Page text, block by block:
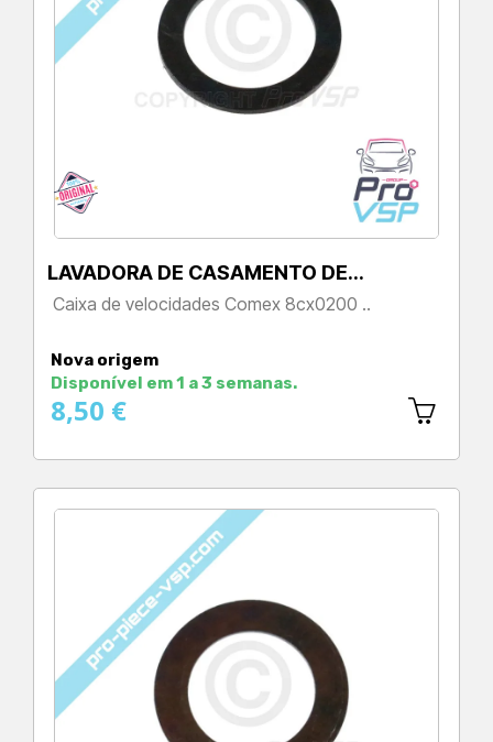
LAVADORA DE CASAMENTO DE…
Caixa de velocidades Comex 8cx0200 ..
Nova origem
Disponível em 1 a 3 semanas.
8,50 €